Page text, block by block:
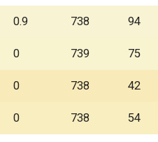
0.9 738 94
0 739 75
0 738 42
0 738 54